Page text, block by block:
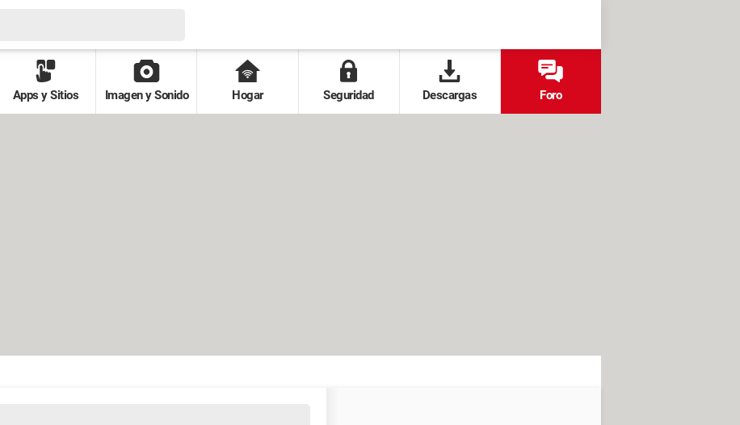
Apps y Sitios Imagen y Sonido Hogar Seguridad Descargas Foro